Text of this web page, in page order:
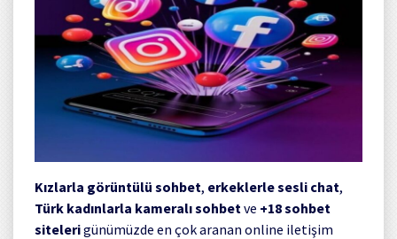
Kızlarla görüntülü sohbet, erkeklerle sesli chat,
Türk kadınlarla kameralı sohbet ve +18 sohbet
sitelerigünümüzde en çok aranan online iletişim